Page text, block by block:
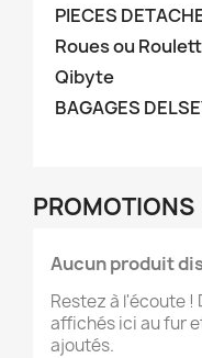
PIECES
Roues ou
Qibyte
BAGAGES
PROMOTIONS
Aucun produit
Restez à l'écoute
affichés ici au fur
ajoutés.